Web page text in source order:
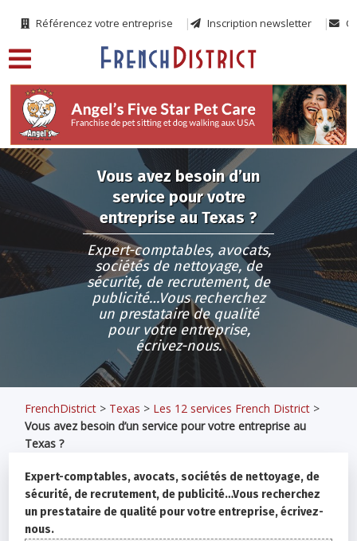
Référencez votre entreprise Inscription newsletter
Vous avez besoin d’un
service pour votre
entreprise au Texas ?
Expert-comptables, avocats,
sociétés de nettoyage, de
sécurité, de recrutement, de
publicité…Vous recherchez
un prestataire de qualité
pour votre entreprise,
écrivez-nous.
FrenchDistrict > Texas > Les 12 services French District >
Vous avez besoin d’un service pour votre entreprise au
Texas ?
Expert-comptables, avocats, sociétés de nettoyage, de
sécurité, de recrutement, de publicité…Vous recherchez
un prestataire de qualité pour votre entreprise, écrivez-
nous.